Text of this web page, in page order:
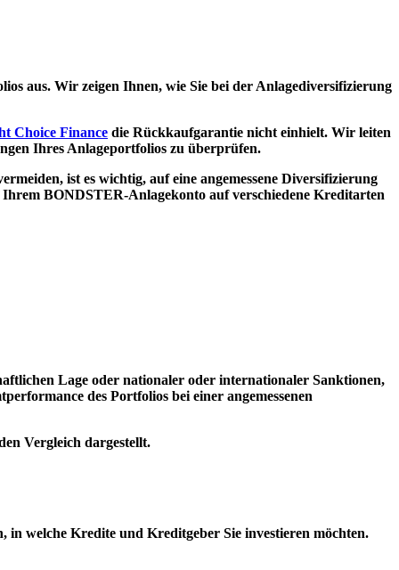
aus. Wir zeigen Ihnen, wie Sie bei der Anlagediversifizierung
Choice Finance die Rückkaufgarantie nicht einhielt. Wir leiten
Ihres Anlageportfolios zu überprüfen.
ist es wichtig, auf eine angemessene Diversifizierung
BONDSTER-Anlagekonto auf verschiedene Kreditarten
Lage oder nationaler oder internationaler Sanktionen,
des Portfolios bei einer angemessenen
Vergleich dargestellt.
in welche Kredite und Kreditgeber Sie investieren möchten.